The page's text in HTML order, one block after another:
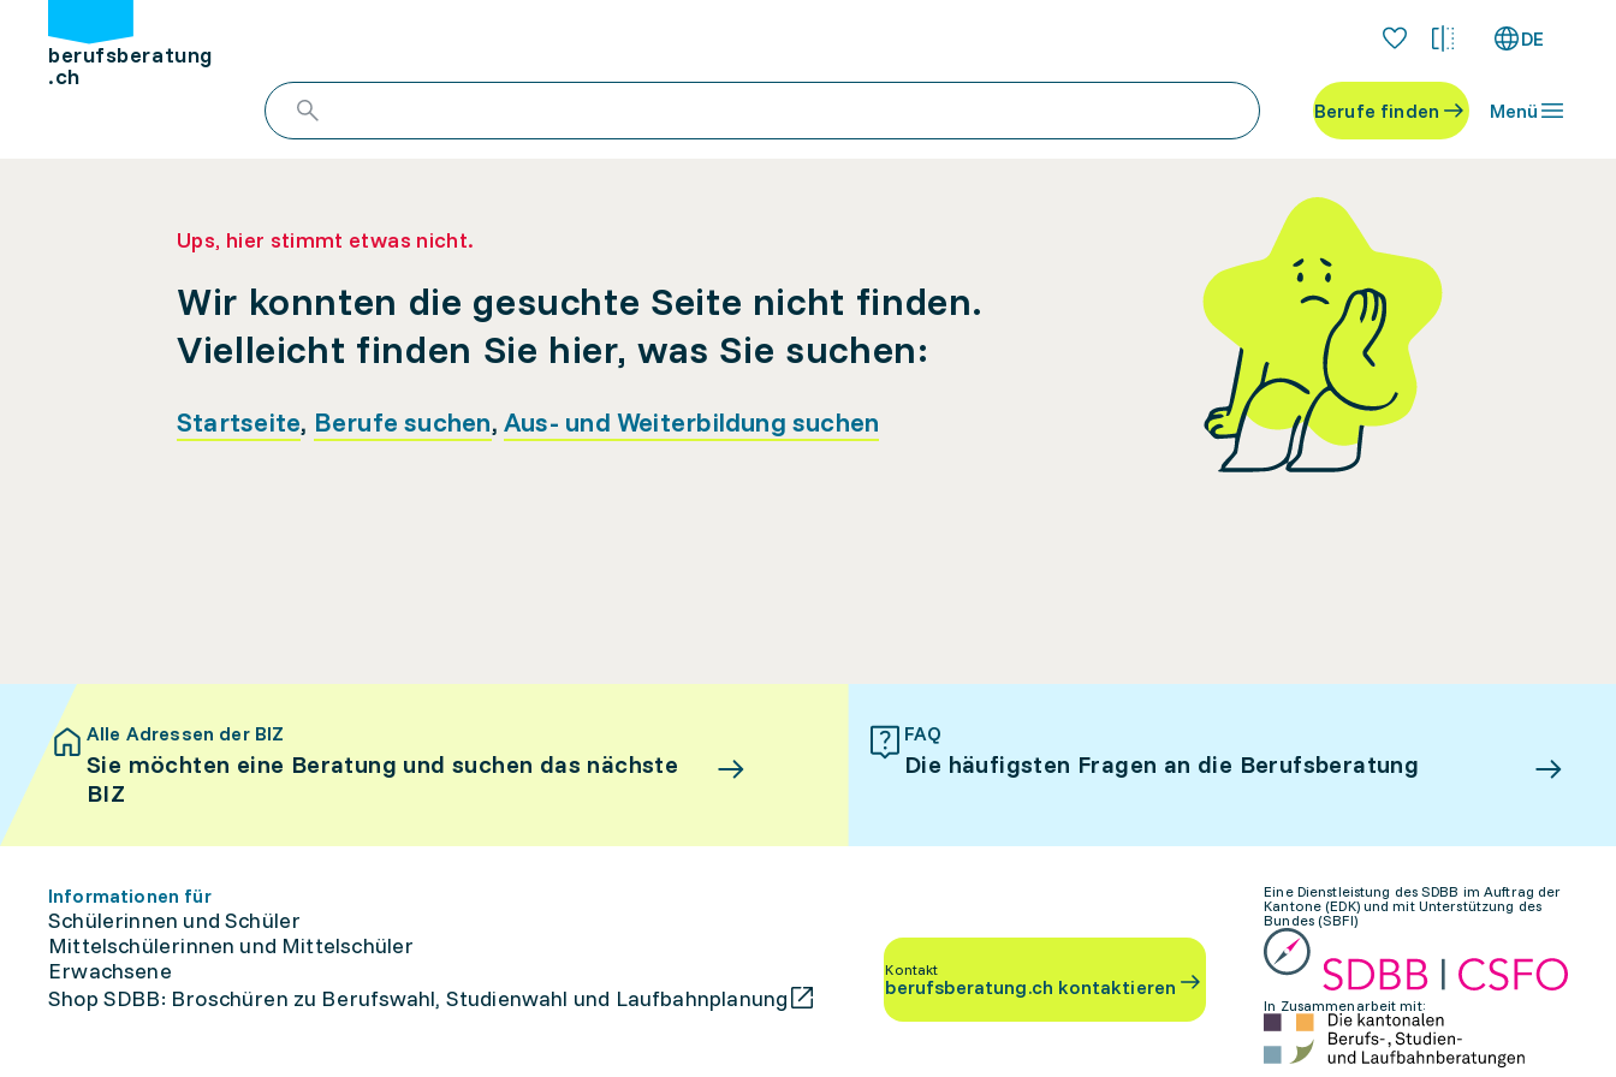
berufsberatung
.ch
DE
Berufe finden Menü
Ups, hier stimmt etwas nicht.
Wir konnten die gesuchte Seite nicht finden.
Vielleicht finden Sie hier, was Sie suchen:
Startseite, Berufe suchen, Aus- und Weiterbildung suchen
Alle Adressen der BIZ
Sie möchten eine Beratung und suchen das nächste
BIZ
FAQ
Die häufigsten Fragen an die Berufsberatung
Informationen für
Schülerinnen und Schüler
Mittelschülerinnen und Mittelschüler
Erwachsene
Shop SDBB: Broschüren zu Berufswahl, Studienwahl und Laufbahnplanung
Kontakt
berufsberatung.ch kontaktieren
Eine Dienstleistung des SDBB im Auftrag der
Kantone (EDK) und mit Unterstützung des
Bundes (SBFI)
In Zusammenarbeit mit: